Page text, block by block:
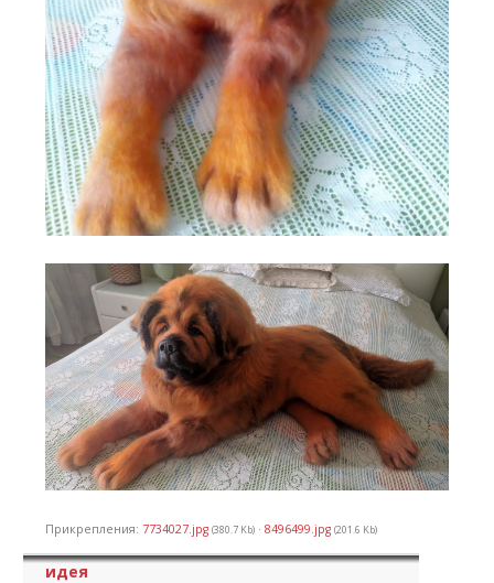
Прикрепления: 7734027.jpg (380.7 Kb) · 8496499.jpg (201.6 Kb)
идея